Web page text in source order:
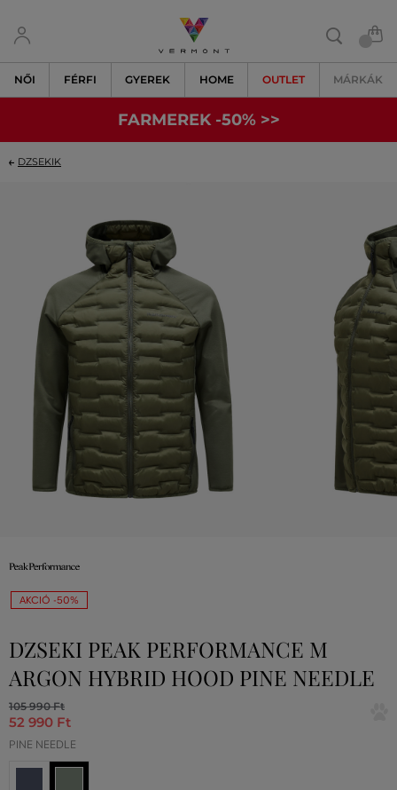
NŐI FÉRFI GYEREK HOME OUTLET MÁRKÁK
FARMEREK -50% >>
DZSEKIK
AKCIÓ -50%
DZSEKI PEAK PERFORMANCE M
ARGON HYBRID HOOD PINE NEEDLE
105 990 Ft
52 990 Ft
PINE NEEDLE